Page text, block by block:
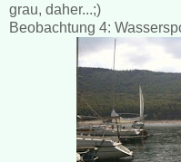
grau, daher...;)
Beobachtung 4: